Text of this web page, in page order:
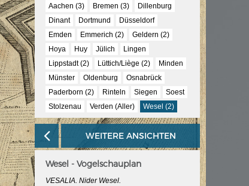
Aachen (3) Bremen (3)
Dillenburg
Dinant
Dortmund
Düsseldorf
Emden
Emmerich (2)
Geldern (2)
Hoya
Huy Jülich
Lingen
Lippstadt (2)
Lüttich/Liège (2)
Minden
Münster
Oldenburg
Osnabrück
Paderborn (2)
Rinteln Siegen
Soest
Stolzenau
Verden (Aller) Wesel (2)
WEITERE ANSICHTEN
Wesel - Vogelschauplan
VESALIA. Nider Wesel.